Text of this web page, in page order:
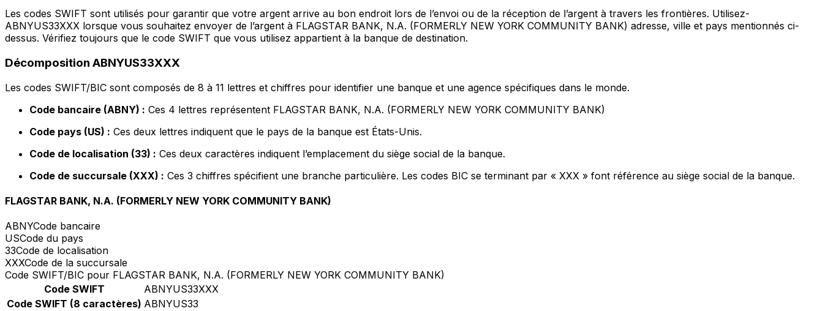
Les codes SWIFT sont utilisés pour garantir que votre argent arrive au bon endroit lors de l’envoi ou de la réception de l’argent à travers les frontières. Utilisez-
ABNYUS33XXX lorsque vous souhaitez envoyer de l’argent à FLAGSTAR BANK, N.A. (FORMERLY NEW YORK COMMUNITY BANK) adresse, ville et pays mentionnés ci-
dessus. Vérifiez toujours que le code SWIFT que vous utilisez appartient à la banque de destination.
Décomposition ABNYUS33XXX
Les codes SWIFT/BIC sont composés de 8 à 11 lettres et chiffres pour identifier une banque et une agence spécifiques dans le monde.
Code bancaire (ABNY) : Ces 4 lettres représentent FLAGSTAR BANK, N.A. (FORMERLY NEW YORK COMMUNITY BANK)
Code pays (US) : Ces deux lettres indiquent que le pays de la banque est États-Unis.
Code de localisation (33) : Ces deux caractères indiquent l’emplacement du siège social de la banque.
Code de succursale (XXX) : Ces 3 chiffres spécifient une branche particulière. Les codes BIC se terminant par « XXX » font référence au siège social de la banque.
FLAGSTAR BANK, N.A. (FORMERLY NEW YORK COMMUNITY BANK)
ABNYCode bancaire
USCode du pays
33Code de localisation
XXXCode de la succursale
Code SWIFT/BIC pour FLAGSTAR BANK, N.A. (FORMERLY NEW YORK COMMUNITY BANK)
Code SWIFT
ABNYUS33XXX
Code SWIFT (8 caractères) ABNYUS33